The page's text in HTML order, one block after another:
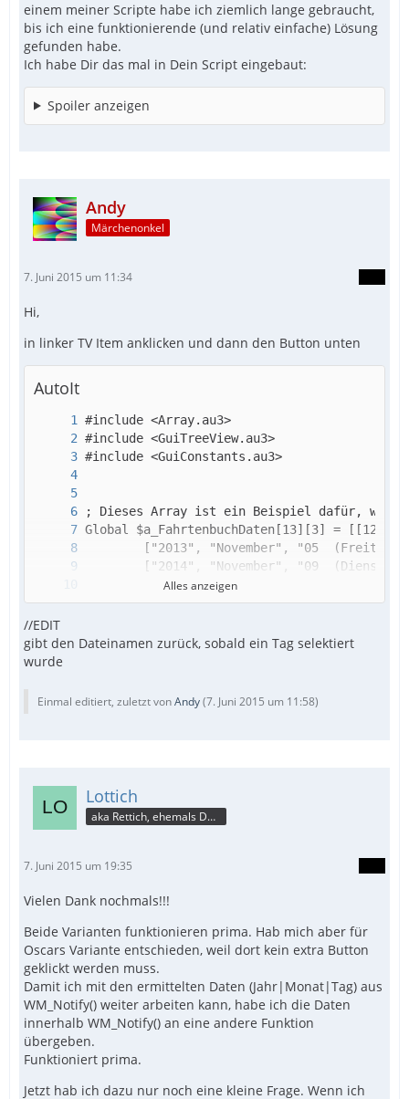
einem meiner Scripte habe ich ziemlich lange gebraucht,
bis ich eine funktionierende (und relativ einfache) Lösung
gefunden habe.
Ich habe Dir das mal in Dein Script eingebaut:
Spoiler anzeigen
Andy
Märchenonkel
7. Juni 2015 um 11:34
Hi,
in linker TV Item anklicken und dann den Button unten
AutoIt
Alles anzeigen
//EDIT
gibt den Dateinamen zurück, sobald ein Tag selektiert
wurde
Einmal editiert, zuletzt vonAndy(7. Juni 2015 um 11:58)
Lottich
aka Rettich, ehemals DAU
7. Juni 2015 um 19:35
Vielen Dank nochmals!!!
Beide Varianten funktionieren prima. Hab mich aber für
Oscars Variante entschieden, weil dort kein extra Button
geklickt werden muss.
Damit ich mit den ermittelten Daten (Jahr|Monat|Tag) aus
WM_Notify() weiter arbeiten kann, habe ich die Daten
innerhalb WM_Notify() an eine andere Funktion
übergeben.
Funktioniert prima.
Jetzt hab ich dazu nur noch eine kleine Frage. Wenn ich